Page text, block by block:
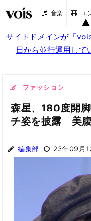
音楽 エ
サイトドメインが「
日から並行運用して
ファッション
森星、180度開
チ姿を披露 美
編集部 23年09月